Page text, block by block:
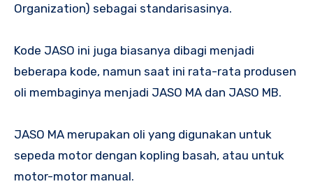
Organization) sebagai standarisasinya.
Kode JASO ini juga biasanya dibagi menjadi
beberapa kode, namun saat ini rata-rata produsen
oli membaginya menjadi JASO MA dan JASO MB.
JASO MA merupakan oli yang digunakan untuk
sepeda motor dengan kopling basah, atau untuk
motor-motor manual.